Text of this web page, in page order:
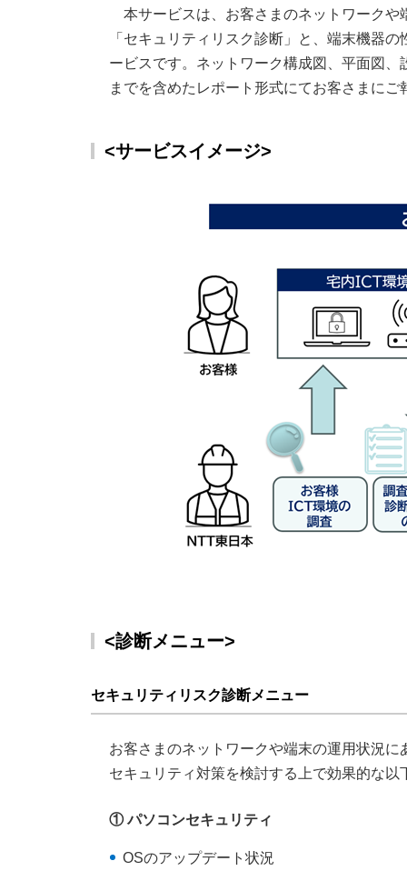
本サービスは、お客さまのネットワーク
「セキュリティリスク診断」と、端末機器
ービスです。ネットワーク構成図、平面図
までを含めたレポート形式にてお客さまにご
<サービスイメージ>
<診断メニュー>
セキュリティリスク診断メニュー
お客さまのネットワークや端末の運用状況
セキュリティ対策を検討する上で効果的な
① パソコンセキュリティ
OSのアップデート状況